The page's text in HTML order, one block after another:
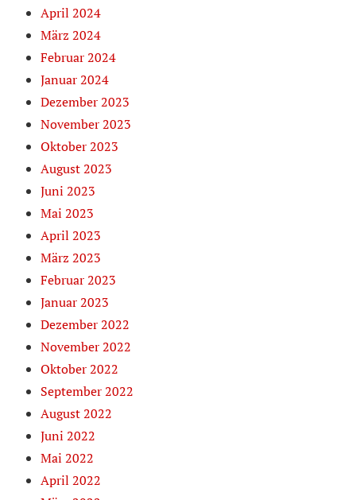
April 2024
März 2024
Februar 2024
Januar 2024
Dezember 2023
November 2023
Oktober 2023
August 2023
Juni 2023
Mai 2023
April 2023
März 2023
Februar 2023
Januar 2023
Dezember 2022
November 2022
Oktober 2022
September 2022
August 2022
Juni 2022
Mai 2022
April 2022